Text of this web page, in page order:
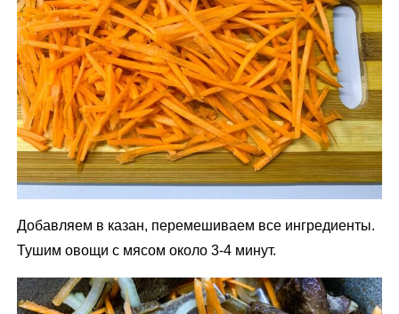
Добавляем в казан, перемешиваем все ингредиенты.
Тушим овощи с мясом около 3-4 минут.